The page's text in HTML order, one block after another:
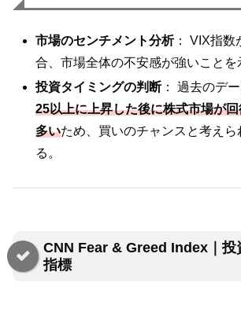
市場のセンチメント分析： VIX指数
合、市場全体の不安感が強いことを
投資タイミングの判断： 過去のデ
25以上に上昇した後に株式市場が
多いため、買いのチャンスと考えら
る。
CNN Fear & Greed Index｜投
指標